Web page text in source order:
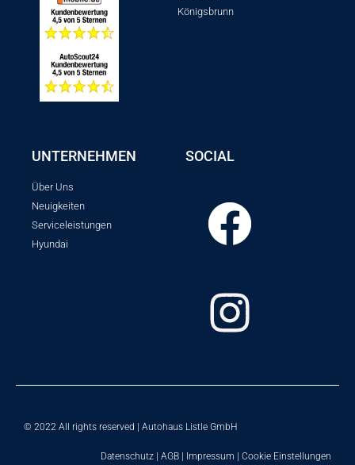
Königsbrunn
UNTERNEHMEN
Über Uns
Neuigkeiten
Serviceleistungen
Hyundai
SOCIAL
© 2022 All rights reserved | Autohaus Listle GmbH
Datenschutz AGB Impressum Cookie Einstellungen